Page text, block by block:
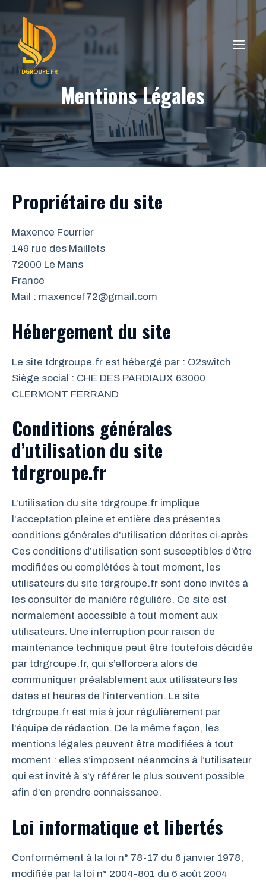
au
contenu
Mentions Légales
Propriétaire du site
Maxence Fourrier
149 rue des Maillets
72000 Le Mans
France
Mail : maxencef72@gmail.com
Hébergement du site
Le site tdrgroupe.fr est hébergé par : O2switch
Siège social : CHE DES PARDIAUX 63000
CLERMONT FERRAND
Conditions générales
d’utilisation du site
tdrgroupe.fr
L’utilisation du site tdrgroupe.fr implique
l’acceptation pleine et entière des présentes
conditions générales d’utilisation décrites ci-après.
Ces conditions d’utilisation sont susceptibles d’être
modifiées ou complétées à tout moment, les
utilisateurs du site tdrgroupe.fr sont donc invités à
les consulter de manière régulière. Ce site est
normalement accessible à tout moment aux
utilisateurs. Une interruption pour raison de
maintenance technique peut être toutefois décidée
par tdrgroupe.fr, qui s’efforcera alors de
communiquer préalablement aux utilisateurs les
dates et heures de l’intervention. Le site
tdrgroupe.fr est mis à jour régulièrement par
l’équipe de rédaction. De la même façon, les
mentions légales peuvent être modifiées à tout
moment : elles s’imposent néanmoins à l’utilisateur
qui est invité à s’y référer le plus souvent possible
afin d’en prendre connaissance.
Loi informatique et libertés
Conformément à la loi n° 78-17 du 6 janvier 1978,
modifiée par la loi n° 2004-801 du 6 août 2004